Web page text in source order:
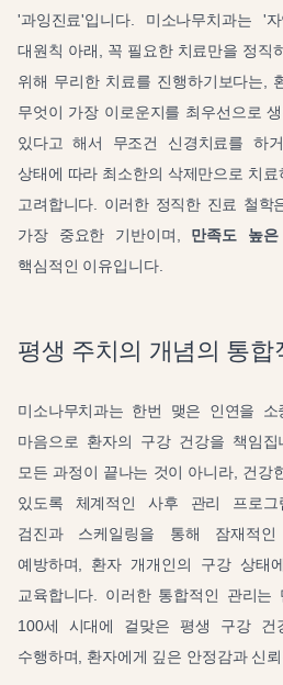
'과잉진료'입니다. 미소나무치과는 '
대원칙 아래, 꼭 필요한 치료만을 정직
위해 무리한 치료를 진행하기보다는,
무엇이 가장 이로운지를 최우선으로
있다고 해서 무조건 신경치료를 하
상태에 따라 최소한의 삭제만으로 치
고려합니다. 이러한 정직한 진료 철학
가장 중요한 기반이며, 만족도 높
핵심적인 이유입니다.
평생 주치의 개념의 통합
미소나무치과는 한번 맺은 인연을
마음으로 환자의 구강 건강을 책임
모든 과정이 끝나는 것이 아니라, 건강
있도록 체계적인 사후 관리 프로그
검진과 스케일링을 통해 잠재적
예방하며, 환자 개개인의 구강 상태
교육합니다. 이러한 통합적인 관리는
100세 시대에 걸맞은 평생 구강 건
수행하며, 환자에게 깊은 안정감과 신